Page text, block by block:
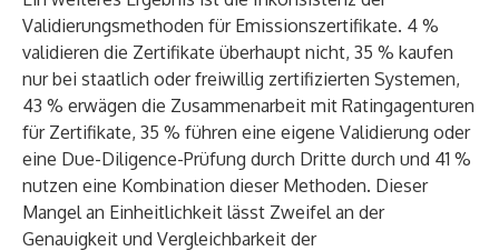
Validierungsmethoden für Emissionszertifikate. 4 %
validieren die Zertifikate überhaupt nicht, 35 % kaufen
nur bei staatlich oder freiwillig zertifizierten Systemen,
43 % erwägen die Zusammenarbeit mit Ratingagenturen
für Zertifikate, 35 % führen eine eigene Validierung oder
eine Due-Diligence-Prüfung durch Dritte durch und 41 %
nutzen eine Kombination dieser Methoden. Dieser
Mangel an Einheitlichkeit lässt Zweifel an der
Genauigkeit und Vergleichbarkeit der